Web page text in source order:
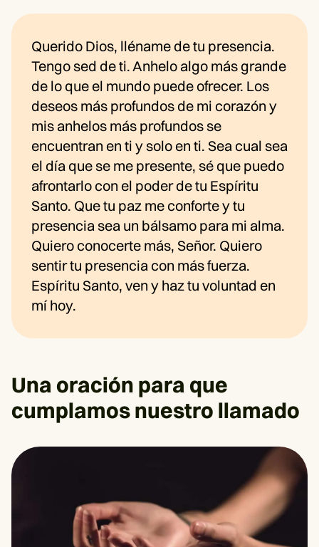
Querido Dios, lléname de tu presencia.
Tengo sed de ti. Anhelo algo más grande
de lo que el mundo puede ofrecer. Los
deseos más profundos de mi corazón y
mis anhelos más profundos se
encuentran en ti y solo en ti. Sea cual sea
el día que se me presente, sé que puedo
afrontarlo con el poder de tu Espíritu
Santo. Que tu paz me conforte y tu
presencia sea un bálsamo para mi alma.
Quiero conocerte más, Señor. Quiero
sentir tu presencia con más fuerza.
Espíritu Santo, ven y haz tu voluntad en
mí hoy.
Una oración para que
cumplamos nuestro llamado